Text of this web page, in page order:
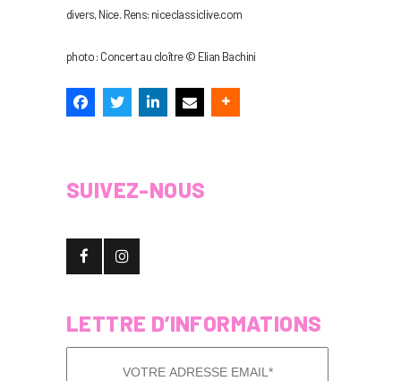
divers, Nice. Rens: niceclassiclive.com
photo : Concert au cloître © Elian Bachini
SUIVEZ-NOUS
LETTRE D’INFORMATIONS